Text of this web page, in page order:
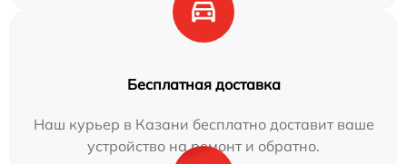
Бесплатная доставка
Наш курьер в Казани бесплатно доставит ваше
устройство на ремонт и обратно.